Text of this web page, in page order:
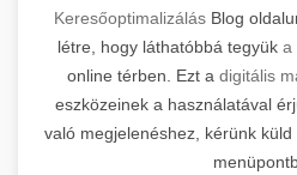
KeresőoptimalizálásBlog
létre, hogy láthatóbbá tegyük a
online térben. Ezt a digitális
eszközeinek a használatával
való megjelenéshez, kérünk